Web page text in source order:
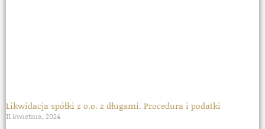
Likwidacja spółki z o.o. z długami. Procedura i podatki
11 kwietnia, 2024